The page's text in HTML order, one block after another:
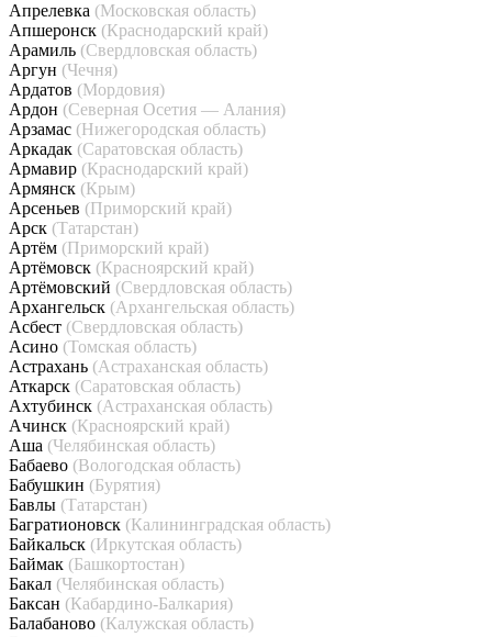
Апрелевка (Московская область)
Апшеронск (Краснодарский край)
Арамиль (Свердловская область)
Аргун (Чечня)
Ардатов (Мордовия)
Ардон (Северная Осетия — Алания)
Арзамас (Нижегородская область)
Аркадак (Саратовская область)
Армавир (Краснодарский край)
Армянск (Крым)
Арсеньев (Приморский край)
Арск (Татарстан)
Артём (Приморский край)
Артёмовск (Красноярский край)
Артёмовский (Свердловская область)
Архангельск (Архангельская область)
Асбест (Свердловская область)
Асино (Томская область)
Астрахань (Астраханская область)
Аткарск (Саратовская область)
Ахтубинск (Астраханская область)
Ачинск (Красноярский край)
Аша (Челябинская область)
Бабаево (Вологодская область)
Бабушкин (Бурятия)
Бавлы (Татарстан)
Багратионовск (Калининградская область)
Байкальск (Иркутская область)
Баймак (Башкортостан)
Бакал (Челябинская область)
Баксан (Кабардино-Балкария)
Балабаново (Калужская область)